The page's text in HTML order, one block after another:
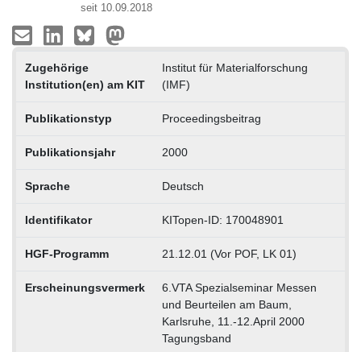
seit 10.09.2018
Zugehörige
Institution(en) am KIT
Institut für Materialforschung
(IMF)
Publikationstyp Proceedingsbeitrag
Publikationsjahr 2000
Sprache Deutsch
Identifikator KITopen-ID: 170048901
HGF-Programm 21.12.01 (Vor POF, LK 01)
Erscheinungsvermerk
6.VTA Spezialseminar Messen
und Beurteilen am Baum,
Karlsruhe, 11.-12.April 2000
Tagungsband